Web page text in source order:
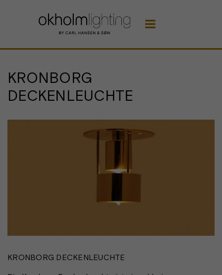

KRONBORG
DECKENLEUCHTE
KRONBORG DECKENLEUCHTE